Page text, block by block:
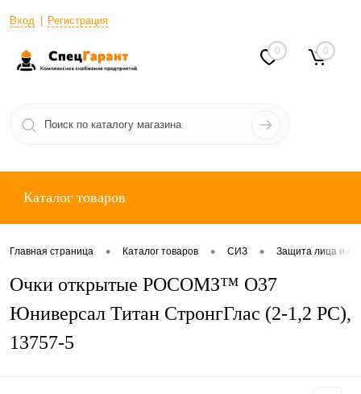
Вход Регистрация
0 0
Каталог товаров
Главная страница • Каталог товаров • СИЗ • Защита лица и
Очки открытые РОСОМЗ™ О37
Юниверсал Титан СтронгГлас (2-1,2 PC),
13757-5